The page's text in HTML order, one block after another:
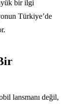
bir ilgi
Türkiye’de
lansmanı değil,